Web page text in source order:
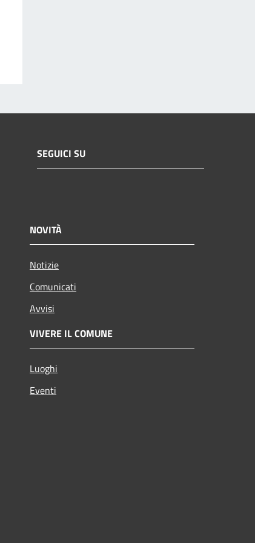
SEGUICI SU
NOVITÀ
Notizie
Comunicati
Avvisi
VIVERE IL COMUNE
Luoghi
Eventi